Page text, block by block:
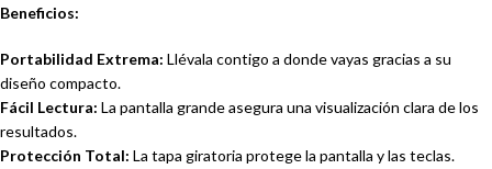
Beneficios:
Portabilidad Extrema: Llévala contigo a donde vayas gracias a su
diseño compacto.
Fácil Lectura: La pantalla grande asegura una visualización clara de los
resultados.
Protección Total: La tapa giratoria protege la pantalla y las teclas.